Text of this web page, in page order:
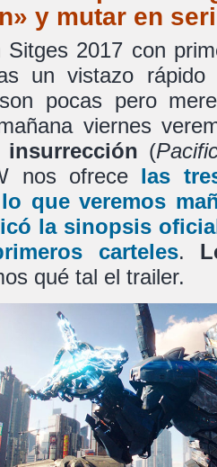
y mutar en
Sitges 2017 con
un vistazo
pocas pero
viernes
insurrección (
nos ofrece las
que veremos
la sinopsis
carteles.
qué tal el trailer.